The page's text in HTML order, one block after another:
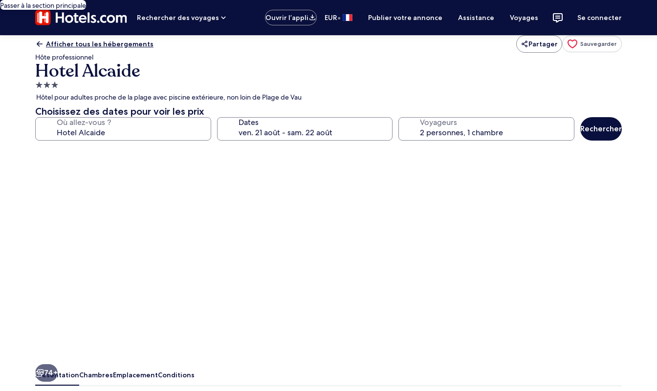
Passer à la section principale
Rechercher des voyages
Ouvrir l’appli EUR• Publier votre annonce Assistance Voyages Se connecter
Afficher tous les hébergements Partager Sauvegarder
Hôte professionnel
Hotel Alcaide
Hébergement
3.0 étoiles
Hôtel pour adultes proche de la plage avec piscine extérieure, non loin de Plage de Vau
Choisissez des dates pour voir les prix
Où allez-vous ? Dates Voyageurs
Rechercher
74+
PrésentationChambresEmplacementConditions